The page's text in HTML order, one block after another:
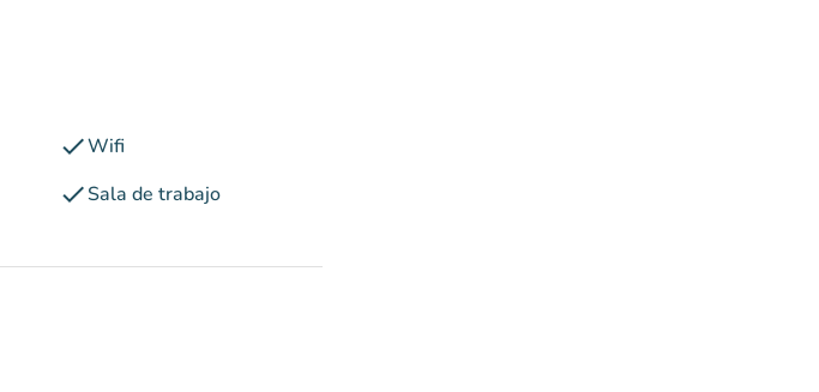
checkWifi
checkSala de trabajo